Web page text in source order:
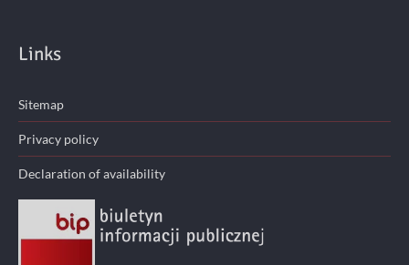
Links
Sitemap
Privacy policy
Declaration of availability